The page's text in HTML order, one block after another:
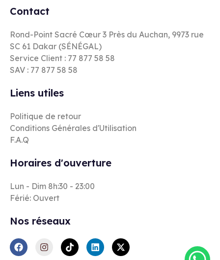
Contact
Rond-Point Sacré Cœur 3 Près du Auchan, 9973 rue
SC 61 Dakar (SÉNÉGAL)
Service Client : 77 877 58 58
SAV : 77 877 58 58
Liens utiles
Politique de retour
Conditions Générales d'Utilisation
F.A.Q
Horaires d'ouverture
Lun - Dim 8h:30 - 23:00
Férié: Ouvert
Nos réseaux